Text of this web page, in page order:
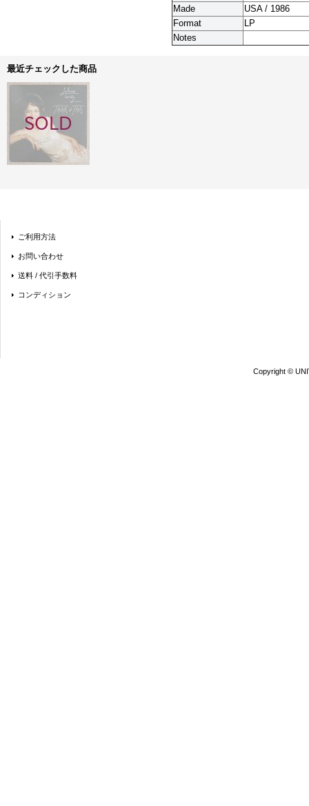
Made
USA / 1986
Format
LP
Notes
最近チェックした商品
ご利用方法
お問い合わせ
送料 / 代引手数料
コンディション
Copyright ©